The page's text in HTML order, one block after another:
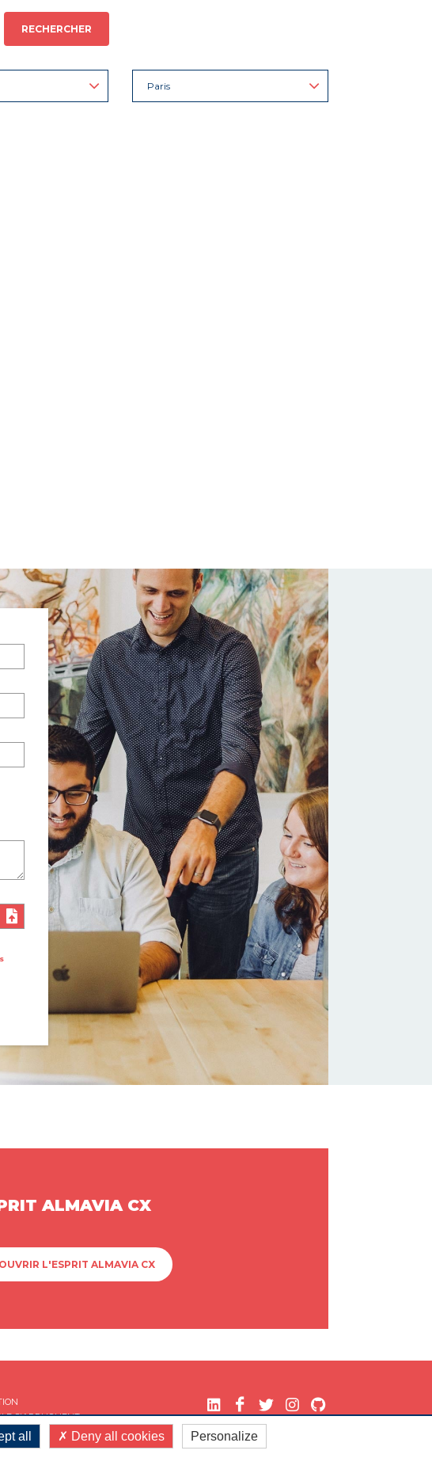
RECHERCHER
Paris
ALMAVIA CX
L'ESPRIT ALMAVIA CX
S'APPLIQUENT.
all Deny all cookies Personalize